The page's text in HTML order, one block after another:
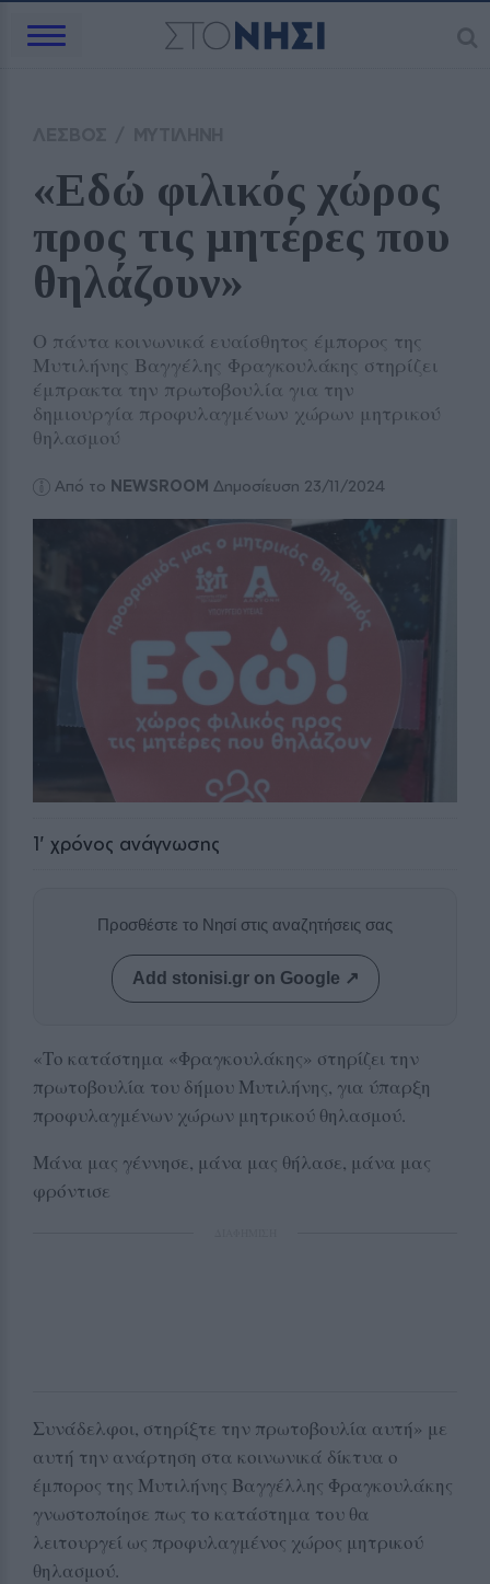
«Εδώ φιλικός χώρος
προς τις μητέρες που
θηλάζουν»
Ο πάντα κοινωνικά ευαίσθητος έμπορος της
Μυτιλήνης Βαγγέλης Φραγκουλάκης στηρίζει
έμπρακτα την πρωτοβουλία για την
δημιουργία προφυλαγμένων χώρων μητρικού
θηλασμού
Από το NEWSROOM Δημοσίευση 23/11/2024
1' χρόνος ανάγνωσης
Προσθέστε το Νησί στις αναζητήσεις σας
Add stonisi.gr on Google ↗
«Το κατάστημα «Φραγκουλάκης» στηρίζει την
πρωτοβουλία του δήμου Μυτιλήνης, για ύπαρξη
προφυλαγμένων χώρων μητρικού θηλασμού.
Μάνα μας γέννησε, μάνα μας θήλασε, μάνα μας
φρόντισε
Συνάδελφοι, στηρίξτε την πρωτοβουλία αυτή» με
αυτή την ανάρτηση στα κοινωνικά δίκτυα ο
έμπορος της Μυτιλήνης Βαγγέλλης Φραγκουλάκης
γνωστοποίησε πως το κατάστημα του θα
λειτουργεί ως προφυλαγμένος χώρος μητρικού
θηλασμού.